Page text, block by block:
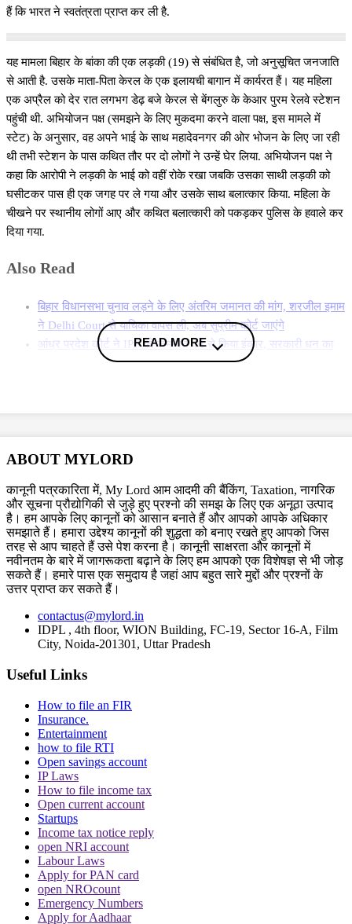
हैं कि भारत ने स्वतंत्रता प्राप्त कर ली है.
यह मामला बिहार के बांका की एक लड़की (19) से संबंधित है, जो अनुसूचित जनजाति
से आती है. उसके माता-पिता केरल के एक इलायची बागान में कार्यरत हैं। यह महिला
एक अप्रैल को देर रात लगभग डेढ़ बजे केरल से बेंगलुरु के केआर पुरम रेलवे स्टेशन
पहुंची थी. अभियोजन पक्ष (समझने के लिए मुकदमा करने वाला पक्ष, इस मामले में
स्टेट) के अनुसार, वह अपने भाई के साथ महादेवनगर की ओर भोजन के लिए जा रही
थी तभी स्टेशन के पास कथित तौर पर दो लोगों ने उन्हें घेर लिया. अभियोजन पक्ष ने
कहा कि आरोपी ने लड़की के भाई को वहीं रोके रखा जबकि उसका साथी लड़की को
घसीटकर पास ही एक जगह पर ले गया और उसके साथ बलात्कार किया. महिला के
चीखने पर स्थानीय लोगों आए और कथित बलात्कारी को पकड़कर पुलिस के हवाले कर
दिया गया.
Also Read
बिहार विधानसभा चुनाव लड़ने के लिए अंतरिम जमानत की मांग, शरजील इमाम
ने Delhi Court से याचिका वापस ली, अब सुप्रीम कोर्ट जाएंगे
आंध्र प्रदेश कोर्ट ने IPS को जमानत देने से किया इंकार, सरकारी धन का
दुरुपयोग करने से जुड़ा मामला
(खबर पीटीआई इनपुट पर आधारित है)
Topics
Bail plea karnataka HC Rape Case
Trending in Hindi
CJI पर जूता फेंकने वाले वकील की बढ़ी मुश्किलें, AG
पर्सनैलिटी राइट्स मामले में ऋतिक रोशन को मिली
Delhi HC को बड़ी राहत, कहा- ऑनलाइन प्लेटफॉर्म्स
को ऐसे पोस्ट हटाने होंगे
READ MORE
ABOUT MYLORD
कानूनी पत्रकारिता में, My Lord आम आदमी की बैंकिंग, Taxation, नागरिक
और सूचना प्रौद्योगिकी से जुड़े हुए प्रश्नो की समझ के लिए एक अनूठा उत्पाद
है। हम आपके लिए कानूनों को आसान बनाते हैं और आपको आपके अधिकार
समझाते हैं। हमारा उद्देश्य कानूनों की शुद्धता को बनाए रखते हुए आपको जिस
तरह से आप चाहते हैं उसे पेश करना है। कानूनी साक्षरता और कानूनों में
नवीनतम के बारे में जागरूकता बढ़ाने के लिए हम आपको एक विशेषज्ञ से भी जोड़
सकते हैं। हमारे पास एक समुदाय है जहां आप बहुत सारे मुद्दों और प्रश्नों के
उत्तर प्राप्त कर सकते हैं।
contactus@mylord.in
IDPL , 4th floor, WION Building, FC-19, Sector 16-A, Film
City, Noida-201301, Uttar Pradesh
Useful Links
How to file an FIR
Insurance.
Entertainment
how to file RTI
Open savings account
IP Laws
How to file income tax
Open current account
Startups
Income tax notice reply
open NRI account
Labour Laws
Apply for PAN card
open NROcount
Emergency Numbers
Apply for Aadhaar